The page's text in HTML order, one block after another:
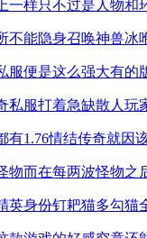
一样只不过是人物和
不能隐身召唤神兽冰
服便是这么强大有的
私服打着急缺散人玩
有1.76情结传奇就因
物而在每两波怪物之
英身份钉耙猫多勾猫